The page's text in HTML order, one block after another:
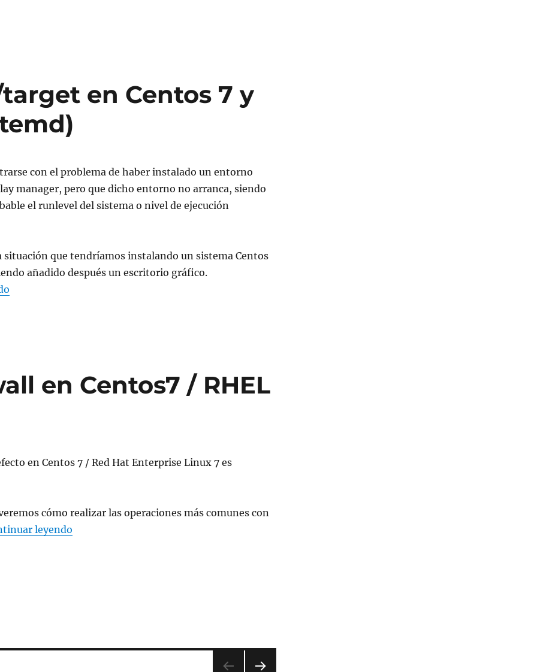
en Centos 7 y
con el problema de haber instalado un entorno
manager, pero que dicho entorno no arranca, siendo
el runlevel del sistema o nivel de ejecución
situación que tendríamos instalando un sistema Centos
añadido después un escritorio gráfico.
«Cambiar runlevel/target en Centos 7 y Ubuntu 16.04 (systemd)»
en Centos7 / RHEL
en Centos 7 / Red Hat Enterprise Linux 7 es
cómo realizar las operaciones más comunes con
leyendo«Gestionar el Firewall en Centos7 / RHEL 7 (firewalld)»